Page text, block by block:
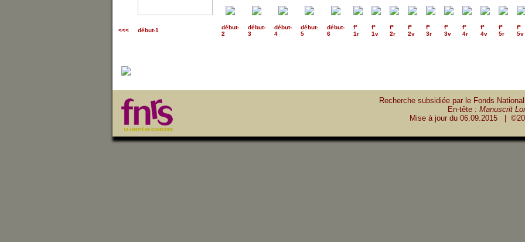
<<< début-1 début-
2
début-
3
début-
4
début-
5
début-
6
f°
1r
f°
1v
f°
2r
f°
2v
f°
3r
f°
3v
f°
4r
f°
4v
f°
5r
f°
5v
Recherche subsidiée par le Fonds
En-tête : Manuscrit
Mise à jour du 06.09.2015 |